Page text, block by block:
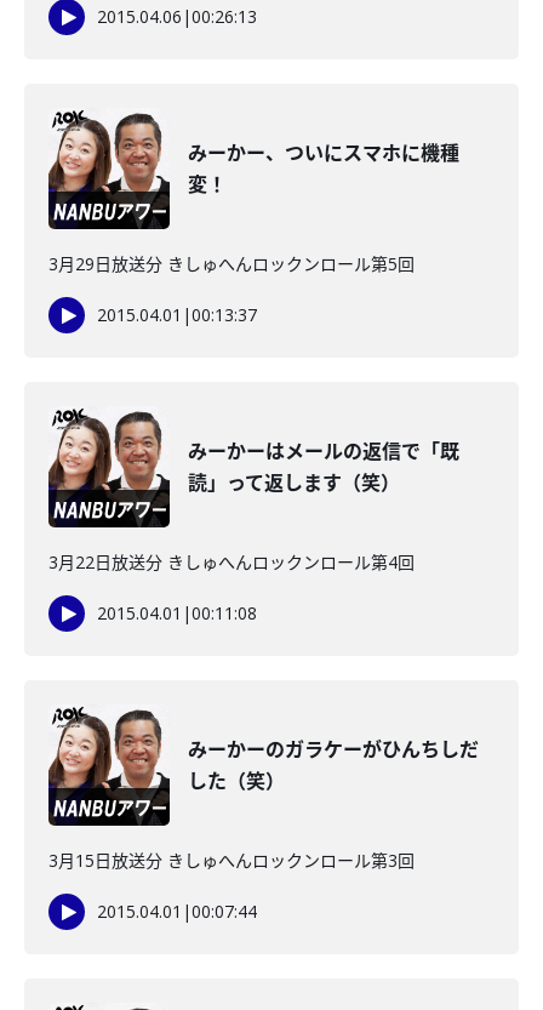
2015.04.06 |00:26:13
みーかー、ついにスマホに機種
変！
3月29日放送分 きしゅへんロックンロール第5回
2015.04.01 |00:13:37
みーかーはメールの返信で「既
読」って返します（笑）
3月22日放送分 きしゅへんロックンロール第4回
2015.04.01 |00:11:08
みーかーのガラケーがひんちしだ
した（笑）
3月15日放送分 きしゅへんロックンロール第3回
2015.04.01 |00:07:44